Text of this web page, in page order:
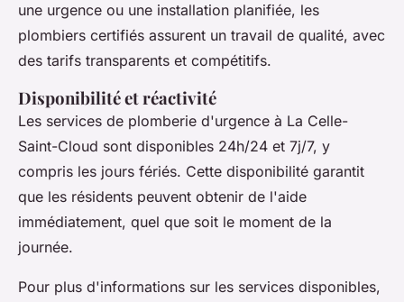
une urgence ou une installation planifiée, les
plombiers certifiés assurent un travail de qualité, avec
des tarifs transparents et compétitifs.
Disponibilité et réactivité
Les services de plomberie d'urgence à La Celle-
Saint-Cloud sont disponibles 24h/24 et 7j/7, y
compris les jours fériés. Cette disponibilité garantit
que les résidents peuvent obtenir de l'aide
immédiatement, quel que soit le moment de la
journée.
Pour plus d'informations sur les services disponibles,